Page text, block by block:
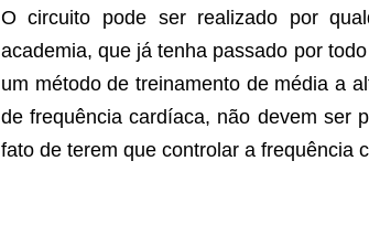
O circuito pode ser realizado por
academia, que já tenha passado por
um método de treinamento de média a
de frequência cardíaca, não devem ser
fato de terem que controlar a frequência